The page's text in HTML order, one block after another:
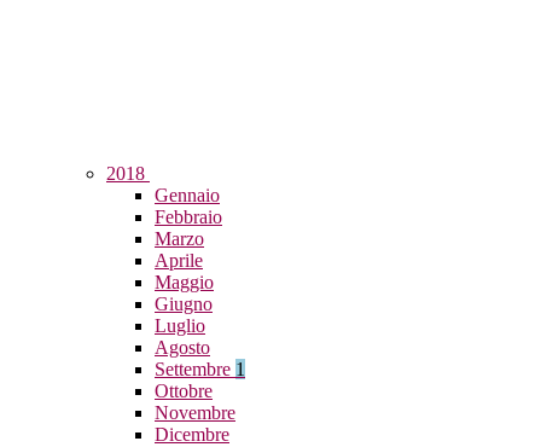
2018
Gennaio
Febbraio
Marzo
Aprile
Maggio
Giugno
Luglio
Agosto
Settembre 1
Ottobre
Novembre
Dicembre